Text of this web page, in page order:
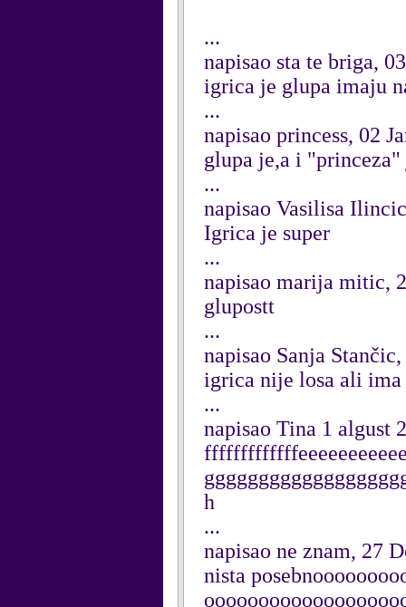
...
napisao sta te briga,
igrica je glupa imaju
...
napisao princess, 02
glupa je,a i "princeza"
...
napisao Vasilisa
Igrica je super
...
napisao marija mitic,
glupostt
...
napisao Sanja
igrica nije losa ali ima
...
napisao Tina 1 algust
h
...
napisao ne znam, 27
nista